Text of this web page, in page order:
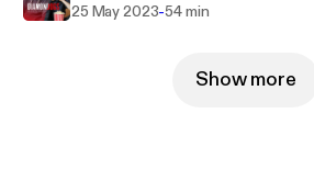
25 May 2023-54 min
Show more